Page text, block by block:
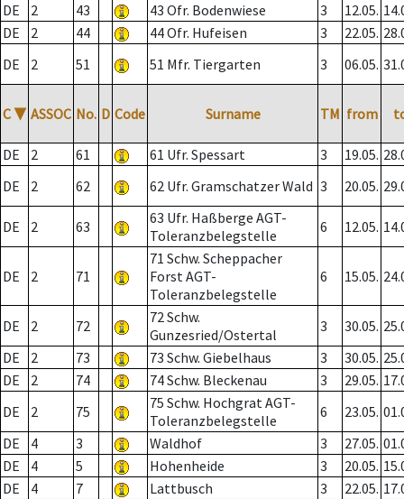
DE
2 43 43 Ofr. Bodenwiese 3 12.05.
DE
2 44 44 Ofr. Hufeisen 3 22.05.
DE
2 51 51 Mfr. Tiergarten 3 06.05.
C ▼ ASSOC No. D Code Surname TM from
DE 2 61 61 Ufr. Spessart 3 19.05.
DE
2 62 62 Ufr. Gramschatzer Wald 3 20.05.
DE 2 63
63 Ufr. Haßberge AGT-
Toleranzbelegstelle
6 12.05.
DE 2 71
71 Schw. Scheppacher
Forst AGT-
Toleranzbelegstelle
6 15.05.
DE 2 72
72 Schw.
Gunzesried/Ostertal
3 30.05.
DE
2 73 73 Schw. Giebelhaus 3 30.05.
DE
2 74 74 Schw. Bleckenau 3 29.05.
DE
2 75
75 Schw. Hochgrat AGT-
Toleranzbelegstelle
6 23.05.
DE
4 3 Waldhof 3 27.05.
DE
4 5 Hohenheide 3 20.05.
DE
4 7 Lattbusch 3 22.05.